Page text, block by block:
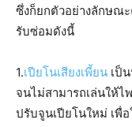
ซึ่งก็ยกตัวอย่างลักษณะ
รับซ่อมดังนี้
1.เปียโนเสียงเพี้ยน เป็
จนไม่สามารถเล่นให้ไ
ปรับจูนเปียโนใหม่ เพื่อ